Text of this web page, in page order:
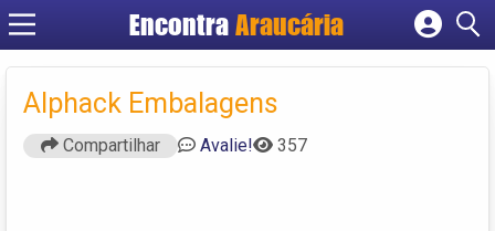
EncontraAraucária
Cadastrar empresa
Criar conta
Alphack Embalagens
Compartilhar Avalie! 357